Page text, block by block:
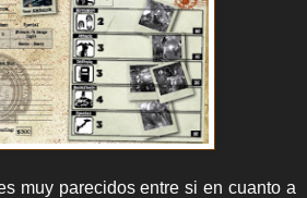
muy parecidos entre si en cuanto a